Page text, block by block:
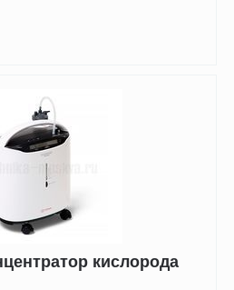
кислорода